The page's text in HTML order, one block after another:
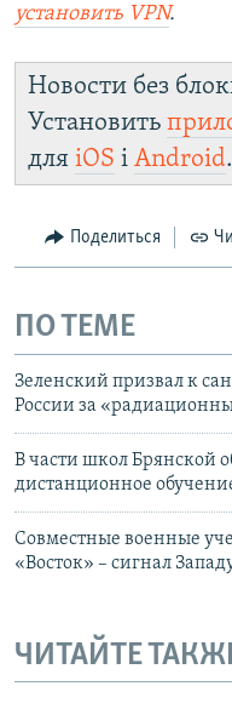
установить VPN.
Новости без
Установить
для iOS і Android.
Поделиться
ПО ТЕМЕ
Зеленский призвал к
России за
В части школ Брянской
дистанционное
Совместные военные
«Восток» – сигнал
ЧИТАЙТЕ